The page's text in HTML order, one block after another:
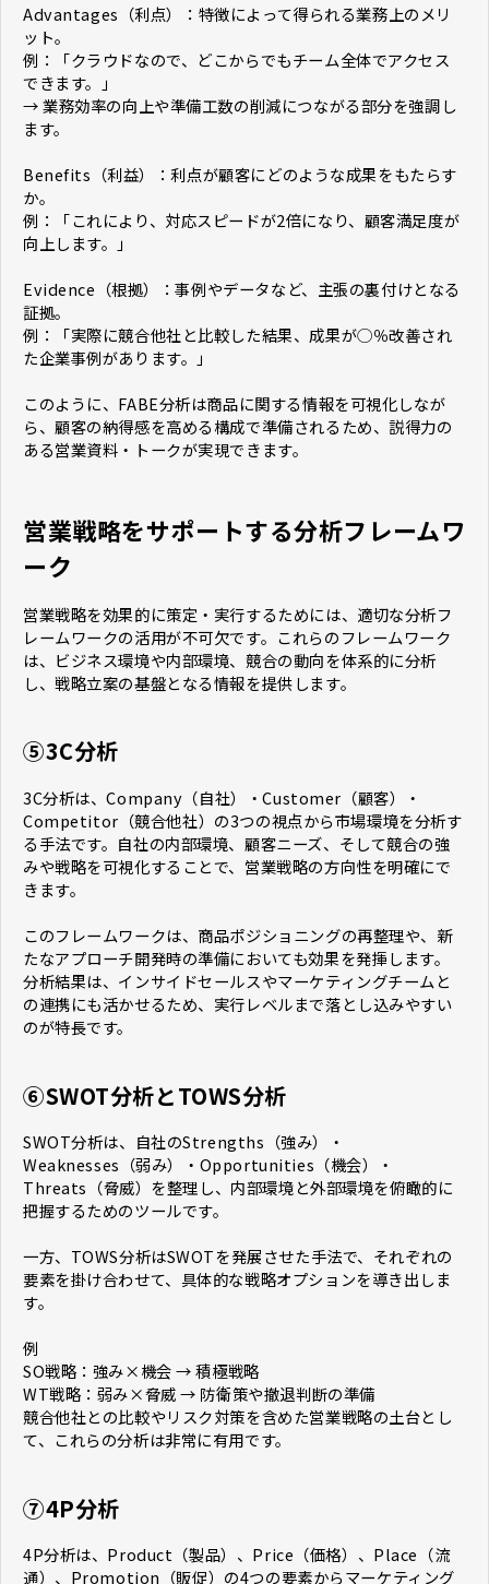
Advantages（利点）：特徴によって得られる業務上のメリ
ット。
例：「クラウドなので、どこからでもチーム全体でアクセス
できます。」
→ 業務効率の向上や準備工数の削減につながる部分を強調し
ます。
Benefits（利益）：利点が顧客にどのような成果をもたらす
か。
例：「これにより、対応スピードが2倍になり、顧客満足度が
向上します。」
Evidence（根拠）：事例やデータなど、主張の裏付けとなる
証拠。
例：「実際に競合他社と比較した結果、成果が◯％改善され
た企業事例があります。」
このように、FABE分析は商品に関する情報を可視化しなが
ら、顧客の納得感を高める構成で準備されるため、説得力の
ある営業資料・トークが実現できます。
営業戦略をサポートする分析フレームワ
ーク
営業戦略を効果的に策定・実行するためには、適切な分析フ
レームワークの活用が不可欠です。これらのフレームワーク
は、ビジネス環境や内部環境、競合の動向を体系的に分析
し、戦略立案の基盤となる情報を提供します。
⑤3C分析
3C分析は、Company（自社）・Customer（顧客）・
Competitor（競合他社）の3つの視点から市場環境を分析す
る手法です。自社の内部環境、顧客ニーズ、そして競合の強
みや戦略を可視化することで、営業戦略の方向性を明確にで
きます。
このフレームワークは、商品ポジショニングの再整理や、新
たなアプローチ開発時の準備においても効果を発揮します。
分析結果は、インサイドセールスやマーケティングチームと
の連携にも活かせるため、実行レベルまで落とし込みやすい
のが特長です。
⑥SWOT分析とTOWS分析
SWOT分析は、自社のStrengths（強み）・
Weaknesses（弱み）・Opportunities（機会）・
Threats（脅威）を整理し、内部環境と外部環境を俯瞰的に
把握するためのツールです。
一方、TOWS分析はSWOTを発展させた手法で、それぞれの
要素を掛け合わせて、具体的な戦略オプションを導き出しま
す。
例
SO戦略：強み×機会 → 積極戦略
WT戦略：弱み×脅威 → 防衛策や撤退判断の準備
競合他社との比較やリスク対策を含めた営業戦略の土台とし
て、これらの分析は非常に有用です。
⑦4P分析
4P分析は、Product（製品）、Price（価格）、Place（流
通）、Promotion（販促）の4つの要素からマーケティング